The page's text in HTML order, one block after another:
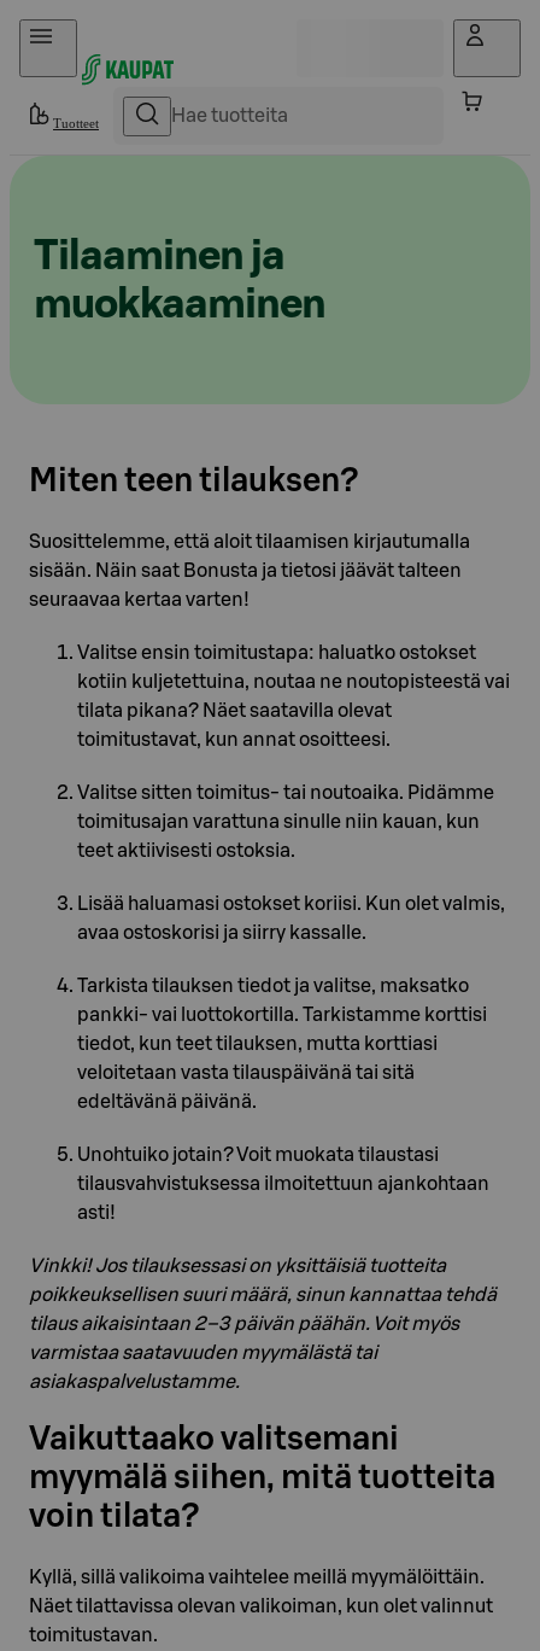
Hyppää sisältöön
Tuotteet
Tilaaminen ja
muokkaaminen
Miten teen tilauksen?
Suosittelemme, että aloit tilaamisen kirjautumalla
sisään. Näin saat Bonusta ja tietosi jäävät talteen
seuraavaa kertaa varten!
Valitse ensin toimitustapa: haluatko ostokset
kotiin kuljetettuina, noutaa ne noutopisteestä vai
tilata pikana? Näet saatavilla olevat
toimitustavat, kun annat osoitteesi.
Valitse sitten toimitus- tai noutoaika. Pidämme
toimitusajan varattuna sinulle niin kauan, kun
teet aktiivisesti ostoksia.
Lisää haluamasi ostokset koriisi. Kun olet valmis,
avaa ostoskorisi ja siirry kassalle.
Tarkista tilauksen tiedot ja valitse, maksatko
pankki- vai luottokortilla. Tarkistamme korttisi
tiedot, kun teet tilauksen, mutta korttiasi
veloitetaan vasta tilauspäivänä tai sitä
edeltävänä päivänä.
Unohtuiko jotain? Voit muokata tilaustasi
tilausvahvistuksessa ilmoitettuun ajankohtaan
asti!
Vinkki! Jos tilauksessasi on yksittäisiä tuotteita
poikkeuksellisen suuri määrä, sinun kannattaa tehdä
tilaus aikaisintaan 2–3 päivän päähän. Voit myös
varmistaa saatavuuden myymälästä tai
asiakaspalvelustamme.
Vaikuttaako valitsemani
myymälä siihen, mitä tuotteita
voin tilata?
Kyllä, sillä valikoima vaihtelee meillä myymälöittäin.
Näet tilattavissa olevan valikoiman, kun olet valinnut
toimitustavan.